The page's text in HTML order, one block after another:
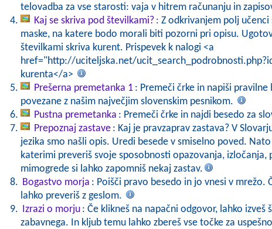
telovadba za vse starosti: vaja v hitrem računanju in
Kaj se skriva pod številkami? : Z odkrivanjem polj
maske, na katere bodo morali biti pozorni pri opisu.
številkami skriva kurent. Prispevek k nalogi <a
href="http://uciteljska.net/
kurenta</a>
Prešerna premetanka 1 : Premeči črke in napiši pravilne
povezane z našim največjim slovenskim pesnikom.
Pustna premetanka : Premeči črke in najdi besedo za
Prepoznaj zastave : Kaj je pravzaprav zastava? V
jezika smo našli opis. Uredi besede v smiselno poved.
katerimi preveriš svoje sposobnosti opazovanja, izločanja,
mimogrede si lahko zapomniš nekaj zastav.
Bogastvo morja : Poišči pravo besedo in jo vnesi v mrežo.
lahko preveriš z geslom.
Izrazi o morju : Če klikneš na napačni odgovor, lahko izveš
zabavnega. In kljub temu lahko zbereš vse točke za